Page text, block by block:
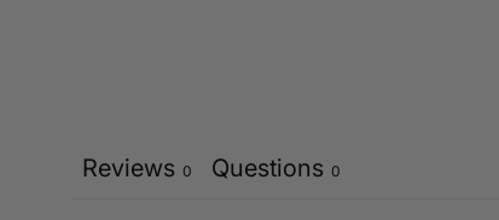
Reviews 0 Questions 0